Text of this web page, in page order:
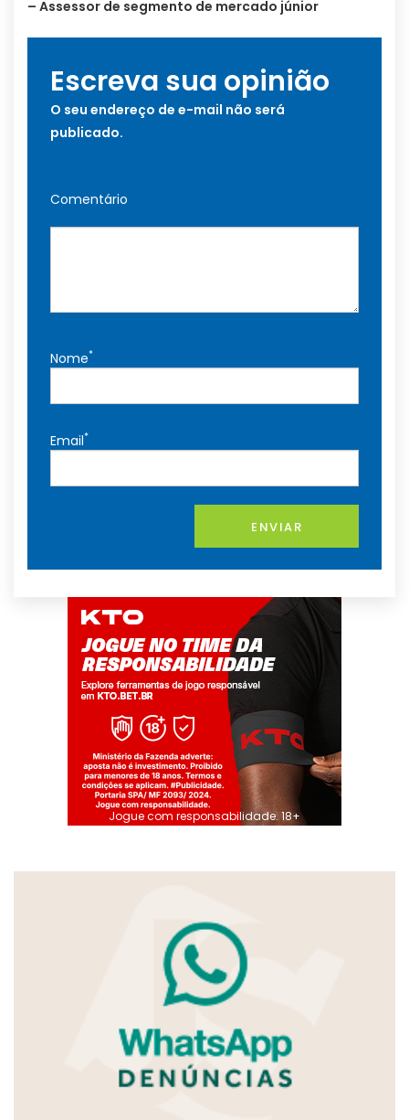
– Assessor de segmento de mercado júnior
Escreva sua opinião
O seu endereço de e-mail não será
publicado.
Comentário
Nome*
Email*
ENVIAR
Jogue com responsabilidade. 18+